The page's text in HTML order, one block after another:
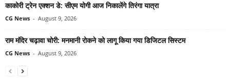
काकोरी ट्रेन एक्शन डे: सीएम योगी आज निकालेंगे तिरंगा यात्रा
CG News - August 9, 2026
राम मंदिर चढ़ावा चोरी: मनमानी रोकने को लागू किया गया डिजिटल सिस्टम
CG News - August 9, 2026